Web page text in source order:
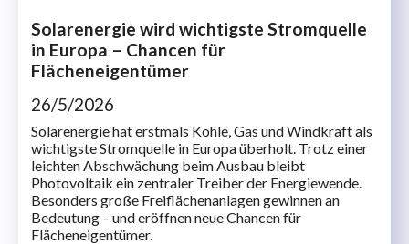
Solarenergie wird wichtigste Stromquelle
in Europa – Chancen für
Flächeneigentümer
26/5/2026
Solarenergie hat erstmals Kohle, Gas und Windkraft als
wichtigste Stromquelle in Europa überholt. Trotz einer
leichten Abschwächung beim Ausbau bleibt
Photovoltaik ein zentraler Treiber der Energiewende.
Besonders große Freiflächenanlagen gewinnen an
Bedeutung – und eröffnen neue Chancen für
Flächeneigentümer.